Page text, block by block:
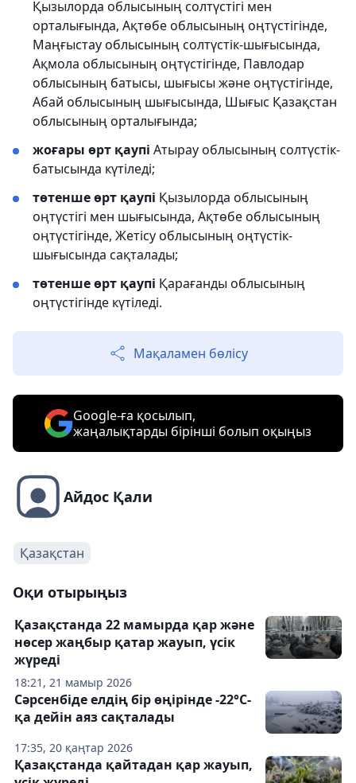
Қызылорда облысының солтүстігі мен
орталығында, Ақтөбе облысының оңтүстігінде,
Маңғыстау облысының солтүстік-шығысында,
Ақмола облысының оңтүстігінде, Павлодар
облысының батысы, шығысы және оңтүстігінде,
Абай облысының шығысында, Шығыс Қазақстан
облысының орталығында;
жоғары өрт қаупі Атырау облысының солтүстік-
батысында күтіледі;
төтенше өрт қаупі Қызылорда облысының
оңтүстігі мен шығысында, Ақтөбе облысының
оңтүстігінде, Жетісу облысының оңтүстік-
шығысында сақталады;
төтенше өрт қаупі Қарағанды облысының
оңтүстігінде күтіледі.
Мақаламен бөлісу
Google-ға қосылып,
жаңалықтарды бірінші болып оқыңыз
Айдос Қали
Қазақстан
Оқи отырыңыз
18:21, 21 мамыр 2026
Қазақстанда 22 мамырда қар және
нөсер жаңбыр қатар жауып, үсік
жүреді
17:35, 20 қаңтар 2026
Сәрсенбіде елдің бір өңірінде -22°С-
қа дейін аяз сақталады
Қазақстанда қайтадан қар жауып,